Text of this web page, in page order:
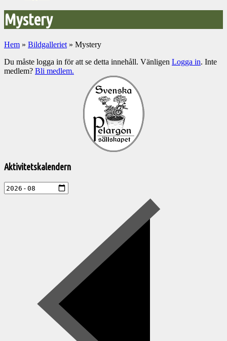
Mystery
Hem » Bildgalleriet » Mystery
Du måste logga in för att se detta innehåll. Vänligen Logga in. Inte
medlem? Bli medlem.
Pelargonsällskapets
Aktivitetskalendern